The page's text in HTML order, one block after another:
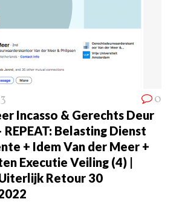
0
Incasso & Gerechts Deur
Belasting Dienst
+ Idem Van der Meer +
Executie Veiling (4) |
Retour 30